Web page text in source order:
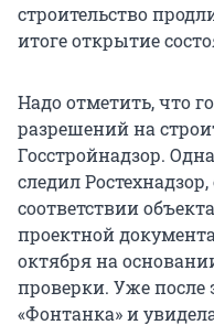
строительство
итоге открытие
Надо отметить, что
разрешений на
Госстройнадзор.
следил
соответствии
проектной
октября на
проверки. Уже после
«Фонтанка» и